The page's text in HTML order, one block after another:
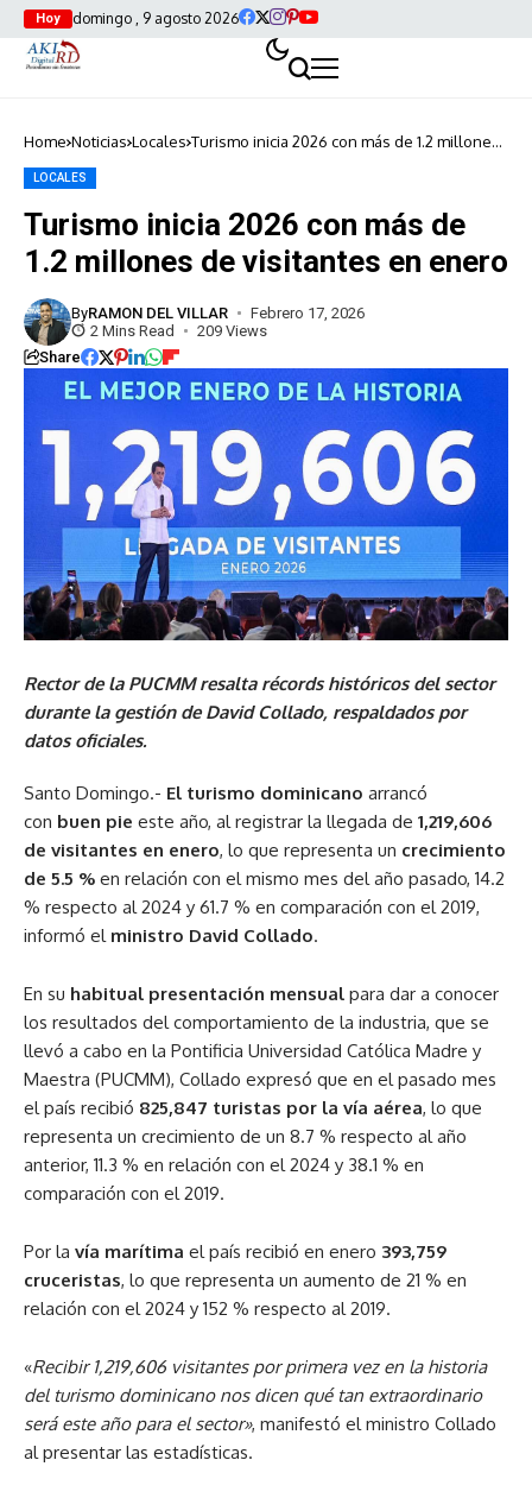
Hoy domingo , 9 agosto 2026
Home Noticias Locales Turismo inicia 2026 con más de 1.2 millones
LOCALES
Turismo inicia 2026 con más de
1.2 millones de visitantes en enero
ByRAMON DEL VILLAR
Febrero 17, 2026
2 Mins Read
209 Views
Share
Rector de la PUCMM resalta récords históricos del sector
durante la gestión de David Collado, respaldados por
datos oficiales.
Santo Domingo.- El turismo dominicano arrancó
con buen pie este año, al registrar la llegada de 1,219,606
de visitantes en enero, lo que representa un crecimiento
de 5.5 % en relación con el mismo mes del año pasado, 14.2
% respecto al 2024 y 61.7 % en comparación con el 2019,
informó el ministro David Collado.
En su habitual presentación mensual para dar a conocer
los resultados del comportamiento de la industria, que se
llevó a cabo en la Pontificia Universidad Católica Madre y
Maestra (PUCMM), Collado expresó que en el pasado mes
el país recibió 825,847 turistas por la vía aérea, lo que
representa un crecimiento de un 8.7 % respecto al año
anterior, 11.3 % en relación con el 2024 y 38.1 % en
comparación con el 2019.
Por la vía marítima el país recibió en enero 393,759
cruceristas, lo que representa un aumento de 21 % en
relación con el 2024 y 152 % respecto al 2019.
«Recibir 1,219,606 visitantes por primera vez en la historia
del turismo dominicano nos dicen qué tan extraordinario
será este año para el sector», manifestó el ministro Collado
al presentar las estadísticas.